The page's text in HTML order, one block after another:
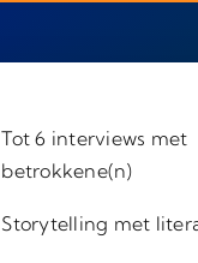
Tot 6 interviews met
betrokkene(n)
Storytelling met